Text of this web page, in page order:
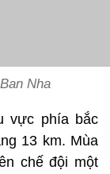
Nha
vực phía bắc
13 km. Mùa
chế đội một